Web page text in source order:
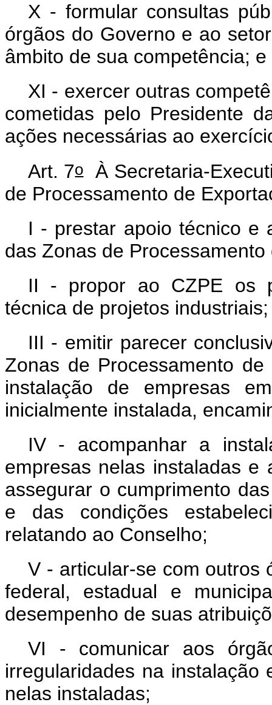
X - formular consultas
órgãos do Governo e ao
âmbito de sua competência; e
XI - exercer outras
cometidas pelo Presidente
ações necessárias ao
Art. 7oÀ Secretaria-
de Processamento de
I - prestar apoio técnico e
das Zonas de
II - propor ao CZPE os
técnica de projetos industriais;
III - emitir parecer
Zonas de Processamento
instalação de empresas
inicialmente instalada,
IV - acompanhar a
empresas nelas instaladas
assegurar o cumprimento
e das condições
relatando ao Conselho;
V - articular-se com outros
federal, estadual e
desempenho de suas
VI - comunicar aos
irregularidades na
nelas instaladas;